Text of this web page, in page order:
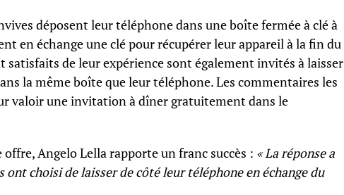
déposent leur téléphone dans une boîte fermée à clé à
en échange une clé pour récupérer leur appareil à la fin du
satisfaits de leur expérience sont également invités à laisser
la même boîte que leur téléphone. Les commentaires les
valoir une invitation à dîner gratuitement dans le
Angelo Lella rapporte un franc succès : « La réponse a
ont choisi de laisser de côté leur téléphone en échange du